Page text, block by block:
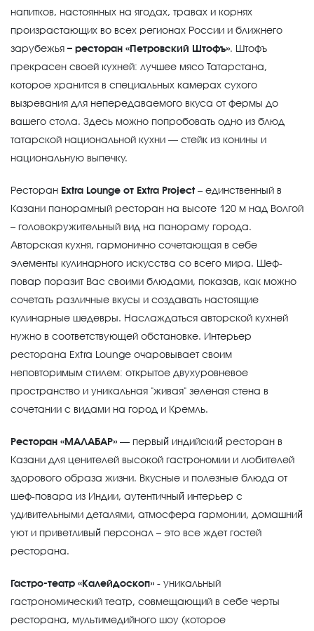
напитков, настоянных на ягодах, травах и корнях
произрастающих во всех регионах России и ближнего
зарубежья – ресторан «Петровский Штофъ». Штофъ
прекрасен своей кухней: лучшее мясо Татарстана,
которое хранится в специальных камерах сухого
вызревания для непередаваемого вкуса от фермы до
вашего стола. Здесь можно попробовать одно из блюд
татарской национальной кухни — стейк из конины и
национальную выпечку.
Ресторан Extra Lounge от Extra Project – единственный в
Казани панорамный ресторан на высоте 120 м над Волгой
– головокружительный вид на панораму города.
Авторская кухня, гармонично сочетающая в себе
элементы кулинарного искусства со всего мира. Шеф-
повар поразит Вас своими блюдами, показав, как можно
сочетать различные вкусы и создавать настоящие
кулинарные шедевры. Наслаждаться авторской кухней
нужно в соответствующей обстановке. Интерьер
ресторана Extra Lounge очаровывает своим
неповторимым стилем: открытое двухуровневое
пространство и уникальная "живая" зеленая стена в
сочетании с видами на город и Кремль.
Ресторан «МАЛАБАР» — первый̆ индийский̆ ресторан в
Казани для ценителей высокой гастрономии и любителей
здорового образа жизни. Вкусные и полезные блюда от
шеф-повара из Индии, аутентичный̆ интерьер с
удивительными деталями, атмосфера гармонии, домашний̆
уют и приветливый̆ персонал – это все ждет гостей
ресторана.
Гастро-театр «Калейдоскоп» - уникальный
гастрономический театр, совмещающий в себе черты
ресторана, мультимедийного шоу (которое